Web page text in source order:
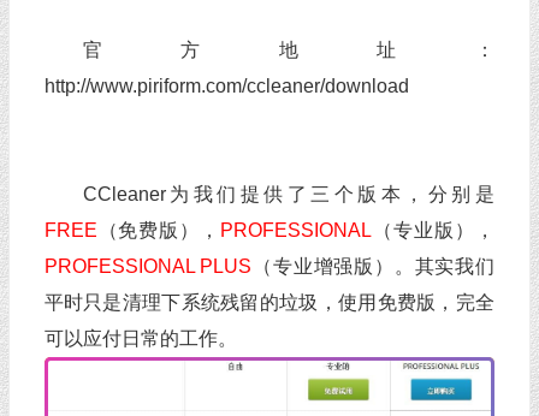
官方地址：
http://www.piriform.com/ccleaner/download
CCleaner为我们提供了三个版本，分别是
FREE （免费版）， PROFESSIONAL （专业版），
PROFESSIONAL PLUS （专业增强版）。其实我们
平时只是清理下系统残留的垃圾，使用免费版，完全
可以应付日常的工作。